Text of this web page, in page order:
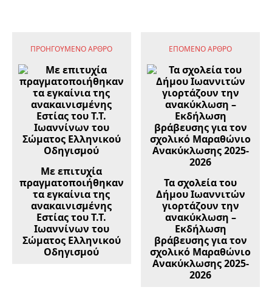
ΠΡΟΗΓΟΎΜΕΝΟ ΆΡΘΡΟ
Με επιτυχία
πραγματοποιήθηκαν
τα εγκαίνια της
ανακαινισμένης
Εστίας του Τ.Τ.
Ιωαννίνων του
Σώματος Ελληνικού
Οδηγισμού
ΕΠΌΜΕΝΟ ΆΡΘΡΟ
Τα σχολεία του
Δήμου Ιωαννιτών
γιορτάζουν την
ανακύκλωση –
Εκδήλωση
βράβευσης για τον
σχολικό Μαραθώνιο
Ανακύκλωσης 2025-
2026